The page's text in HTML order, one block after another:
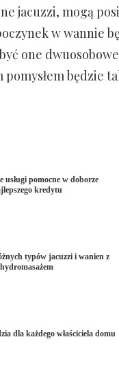
jacuzzi, mogą
w wannie
one
będzie
usługi pomocne w doborze
kredytu
typów jacuzzi i wanien z
hydromasażem
dla każdego właściciela domu